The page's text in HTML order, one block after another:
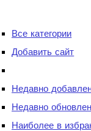
Все категории
Добавить сайт
Недавно
Недавно
Наиболее в